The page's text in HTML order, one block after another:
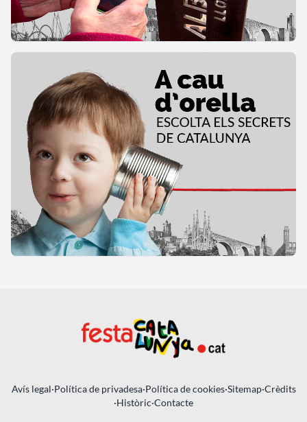
Avís legal·Política de privadesa·Política de cookies·Sitemap·Crèdits
·Històric·Contacte